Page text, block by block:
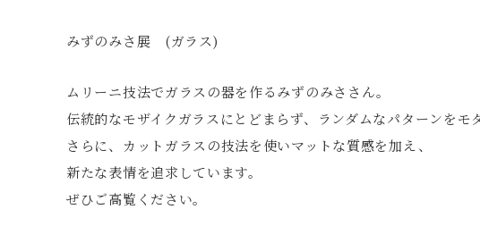
みずのみさ展 (ガラス)
ムリーニ技法でガラスの器を作るみずのみささん。
伝統的なモザイクガラスにとどまらず、ランダムなパターンをモ
さらに、カットガラスの技法を使いマットな質感を加え、
新たな表情を追求しています。
ぜひご高覧ください。